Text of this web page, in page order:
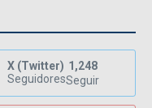
X (Twitter) 1,248
SeguidoresSeguir